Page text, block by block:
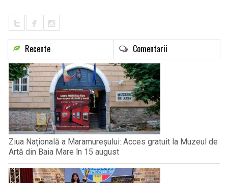
Recente Comentarii
Ziua Națională a Maramureșului: Acces gratuit la Muzeul de
Artă din Baia Mare în 15 august